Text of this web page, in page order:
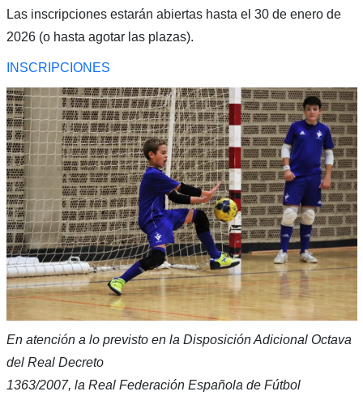
Las inscripciones estarán abiertas hasta el 30 de enero de
2026 (o hasta agotar las plazas).
INSCRIPCIONES
En atención a lo previsto en la Disposición Adicional Octava
del Real Decreto
1363/2007, la Real Federación Española de Fútbol